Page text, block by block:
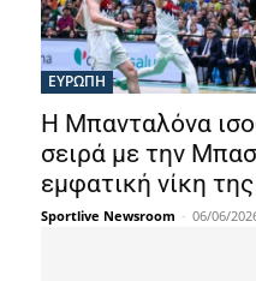
ΕΥΡΩΠΗ
Η Μπανταλόνα
σειρά με την
εμφατική νίκη
Sportlive Newsroom - 06/06/